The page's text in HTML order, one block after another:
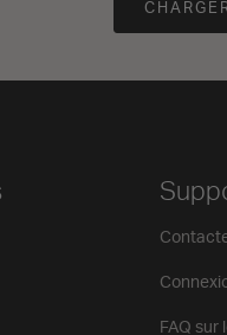
FAQ sur